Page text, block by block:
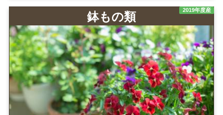
2019年度産
鉢もの類